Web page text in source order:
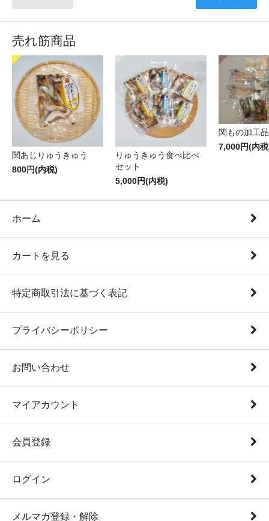
売れ筋商品
関あじりゅうきゅう
800円(内税)
りゅうきゅう食べ比べ
セット
5,000円(内税)
関もの加工
7,000円(内
ホーム
カートを見る
特定商取引法に基づく表記
プライバシーポリシー
お問い合わせ
マイアカウント
会員登録
ログイン
メルマガ登録・解除